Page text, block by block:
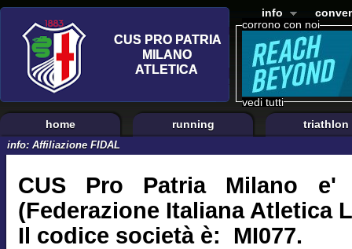
corrono con noi
vedi tutti
info
home running triathlon
info: Affiliazione FIDAL
CUS Pro Patria Milano e'
(Federazione Italiana Atletica
Il codice società è: MI077.